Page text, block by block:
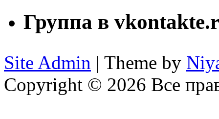
Группа в
Site Admin | Theme by
Copyright © 2026 Все